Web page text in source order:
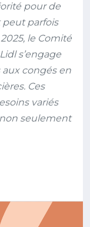
pour de
peut parfois
le Comité
s’engage
aux congés en
Ces
variés
seulement